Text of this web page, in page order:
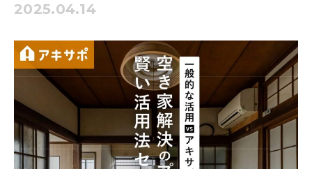
2025.04.14